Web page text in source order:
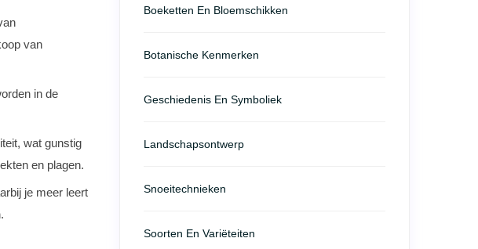
van
in de
wat gunstig
en plagen.
je meer leert
Boeketten En Bloemschikken
Botanische Kenmerken
Geschiedenis En Symboliek
Landschapsontwerp
Snoeitechnieken
Soorten En Variëteiten